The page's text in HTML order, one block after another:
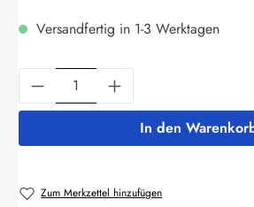
Versandfertig in 1-3 Werktagen
Produkt Anzahl: Gib den
In den
Zum Merkzettel hinzufügen